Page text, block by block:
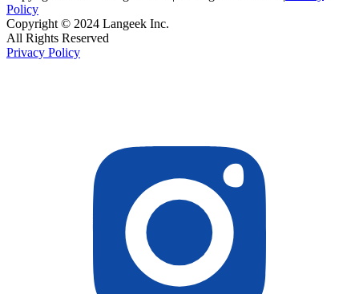
Policy
Copyright © 2024 Langeek Inc.
All Rights Reserved
Privacy Policy